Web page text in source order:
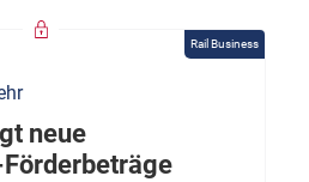
Rail Business
neue